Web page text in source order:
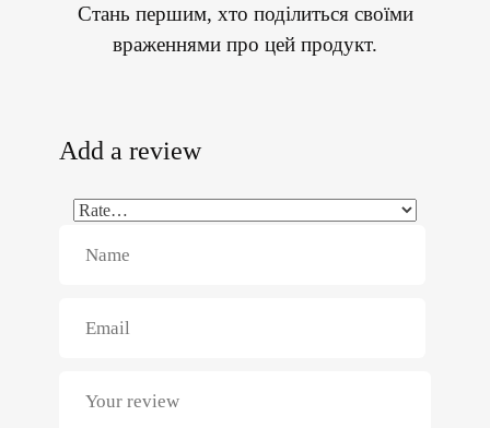
Стань першим, хто поділиться своїми
враженнями про цей продукт.
Add a review